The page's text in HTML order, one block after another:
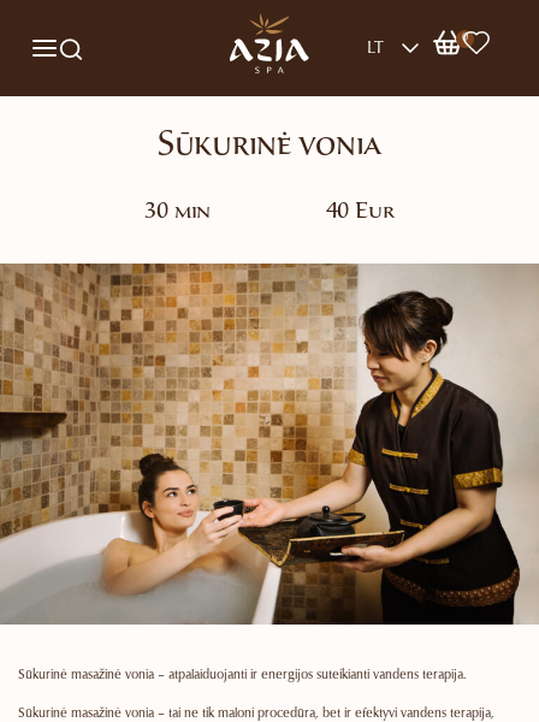
LT
0
Sūkurinė masažinė vonia – atpalaiduojanti ir energijos suteikianti vandens terapija.
Sūkurinė masažinė vonia – tai ne tik maloni procedūra, bet ir efektyvi vandens terapija,
Sūkurinė vonia
30 min 40 Eur